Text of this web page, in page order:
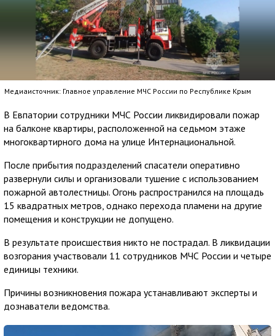
Медиаисточник: Главное управление МЧС России по Республике Крым
В Евпатории сотрудники МЧС России ликвидировали пожар
на балконе квартиры, расположенной на седьмом этаже
многоквартирного дома на улице Интернациональной.
После прибытия подразделений спасатели оперативно
развернули силы и организовали тушение с использованием
пожарной автолестницы. Огонь распространился на площадь
15 квадратных метров, однако перехода пламени на другие
помещения и конструкции не допущено.
В результате происшествия никто не пострадал. В ликвидации
возгорания участвовали 11 сотрудников МЧС России и четыре
единицы техники.
Причины возникновения пожара устанавливают эксперты и
дознаватели ведомства.